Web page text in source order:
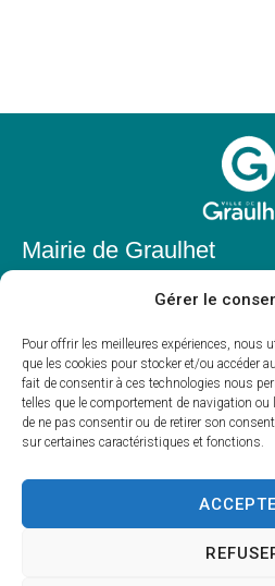
Gérer le
Pour offrir les meilleures expériences, nous
que les cookies pour stocker et/ou accéder
fait de consentir à ces technologies nous
telles que le comportement de navigation
de ne pas consentir ou de retirer son
sur certaines caractéristiques et fonctions.
Mairie de Graulhet
81300
05 63
Horaires d'ouverture
Du lundi au